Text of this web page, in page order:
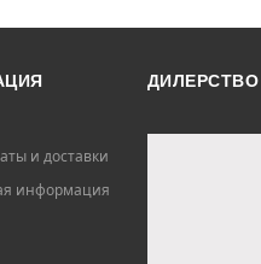
и доставки
информация
ДИЛЕРСТВО